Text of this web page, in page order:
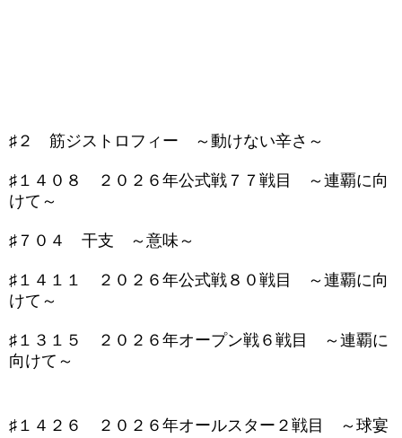
♯２ 筋ジストロフィー ～動けない辛さ～
♯１４０８ ２０２６年公式戦７７戦目 ～連覇に向
けて～
♯７０４ 干支 ～意味～
♯１４１１ ２０２６年公式戦８０戦目 ～連覇に向
けて～
♯１３１５ ２０２６年オープン戦６戦目 ～連覇に
向けて～
♯１４２６ ２０２６年オールスター２戦目 ～球宴